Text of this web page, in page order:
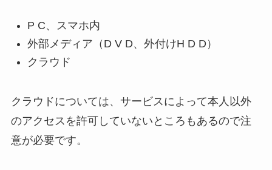
P C、スマホ内
外部メディア（D V D、外付けH D D）
クラウド
クラウドについては、サービスによって本人以外
のアクセスを許可していないところもあるので注
意が必要です。